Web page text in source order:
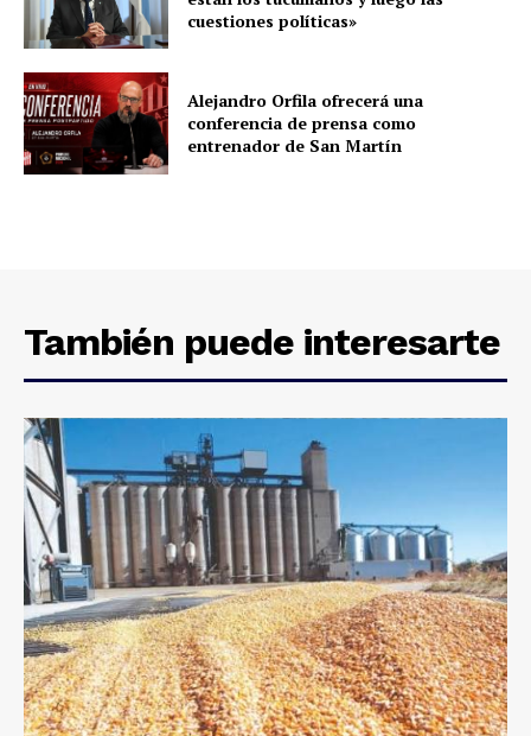
cuestiones políticas»
Alejandro Orfila ofrecerá una
conferencia de prensa como
entrenador de San Martín
También puede interesarte